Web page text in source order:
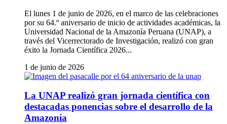
El lunes 1 de junio de 2026, en el marco de las celebraciones
por su 64.º aniversario de inicio de actividades académicas, la
Universidad Nacional de la Amazonía Peruana (UNAP), a
través del Vicerrectorado de Investigación, realizó con gran
éxito la Jornada Científica 2026...
1 de junio de 2026
La UNAP realizó gran jornada científica con
destacadas ponencias sobre el desarrollo de la
Amazonía